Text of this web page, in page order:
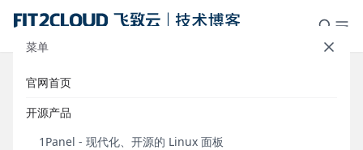
菜单
官网首页
开源产品
1Panel - 现代化、开源的 Linux 面板
支持多节点概览和应用多主机部
署，1Panel v2.0.17版本正式发布